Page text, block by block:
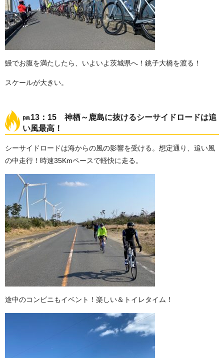
鰻でお腹を満たしたら、いよいよ茨城県へ！銚子大橋を渡る！
スケールが大きい。
㏘13：15 神栖～鹿島に抜けるシーサイドロードは追
い風最高！
シーサイドロードは海からの風の影響を受ける。想定通り、追い風
の中走行！時速35Kmペースで軽快に走る。
途中のコンビニもイベント！楽しい＆トイレタイム！